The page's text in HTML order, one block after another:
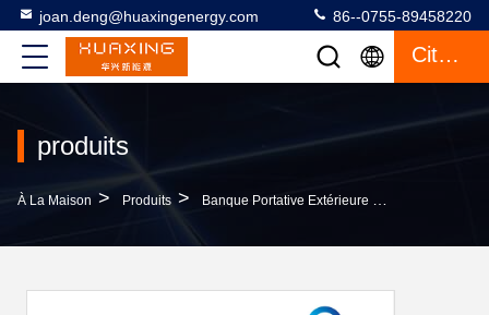
joan.deng@huaxingenergy.com 86--0755-89458220
Citation
produits
À La Maison > Produits > Banque Portative Extérieure De Puissance